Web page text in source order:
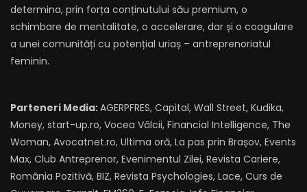
determina, prin forța conținutului său premium, o
schimbare de mentalitate, o accelerare, dar și o coagulare
a unei comunități cu potențial uriaș – antreprenoriatul
feminin.
Parteneri Media:AGERPFRES, Capital, Wall Street, Kudika,
Money, start-up.ro, Vocea Vâlcii, Financial Intelligence, The
Woman, Avocatnet.ro, Ultima oră, La pas prin Brașov, Events
Max, Club Antreprenor, Evenimentul Zilei, Revista Cariere,
România Pozitivă, BIZ, Revista Psychologies, Lace, Curs de